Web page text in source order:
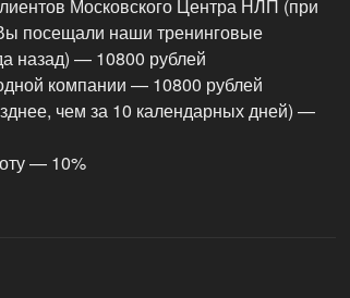
Московского Центра НЛП (при
посещали наши тренинговые
назад) — 10800 рублей
компании — 10800 рублей
чем за 10 календарных дней) —
— 10%